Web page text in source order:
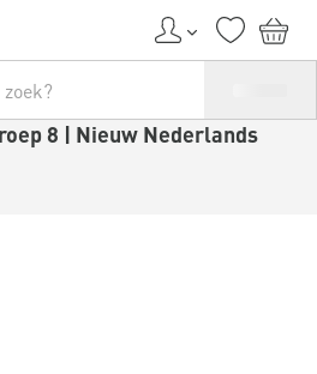
8 | Nieuw Nederlands